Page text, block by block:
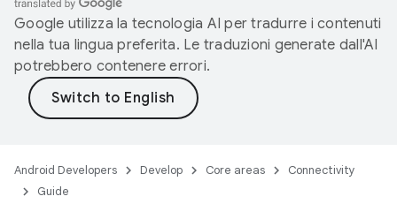
Google utilizza la tecnologia AI per tradurre i contenuti
nella tua lingua preferita. Le traduzioni generate dall'AI
potrebbero contenere errori.
Android Developers Develop Core areas
Connectivity
Guide